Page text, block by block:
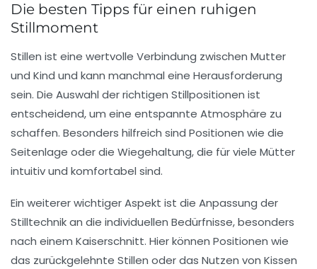
Die besten Tipps für einen ruhigen
Stillmoment
Stillen ist eine wertvolle Verbindung zwischen Mutter
und Kind und kann manchmal eine Herausforderung
sein. Die Auswahl der richtigen Stillpositionen ist
entscheidend, um eine entspannte Atmosphäre zu
schaffen. Besonders hilfreich sind Positionen wie die
Seitenlage oder die Wiegehaltung, die für viele Mütter
intuitiv und komfortabel sind.
Ein weiterer wichtiger Aspekt ist die Anpassung der
Stilltechnik an die individuellen Bedürfnisse, besonders
nach einem Kaiserschnitt. Hier können Positionen wie
das zurückgelehnte Stillen oder das Nutzen von Kissen